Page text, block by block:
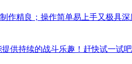
作精良；操作简单易上手又极具
供持续的战斗乐趣！赶快试一试